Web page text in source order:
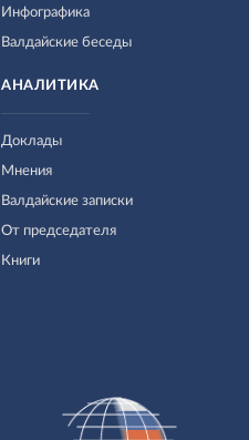
Инфографика
Валдайские беседы
АНАЛИТИКА
Доклады
Мнения
Валдайские записки
От председателя
Книги